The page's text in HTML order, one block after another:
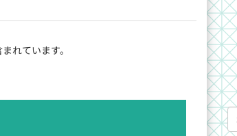
れています。